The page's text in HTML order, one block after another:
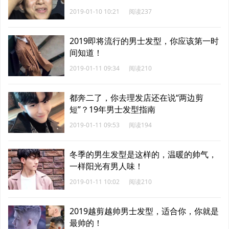
2019-01-10 10:21 阅读237
2019即将流行的男士发型，你应该第一时
间知道！
2019-01-11 09:34 阅读210
都奔二了，你去理发店还在说“两边剪
短”？19年男士发型指南
2019-01-11 09:53 阅读194
冬季的男生发型是这样的，温暖的帅气，
一样阳光有男人味！
2019-01-11 10:02 阅读210
2019越剪越帅男士发型，适合你，你就是
最帅的！